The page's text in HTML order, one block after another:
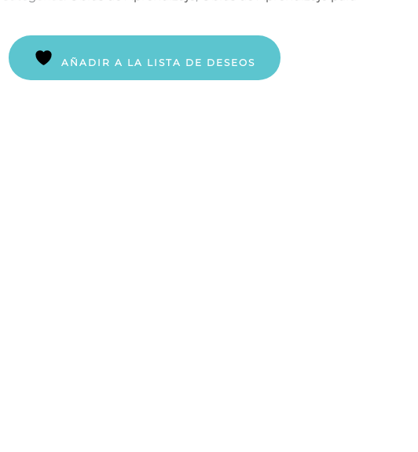
AÑADIR A LA LISTA DE DESEOS